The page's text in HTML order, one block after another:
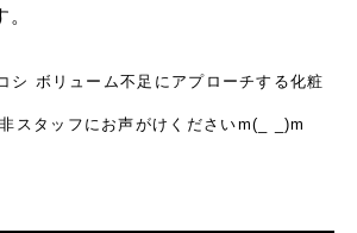
シ ボリューム不足にアプローチする化粧
スタッフにお声がけくださいm(_ _)m